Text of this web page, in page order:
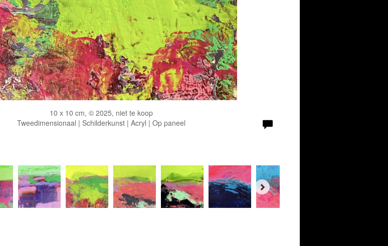
10 x 10 cm, © 2025, niet te koop
Tweedimensionaal | Schilderkunst | Acryl | Op paneel